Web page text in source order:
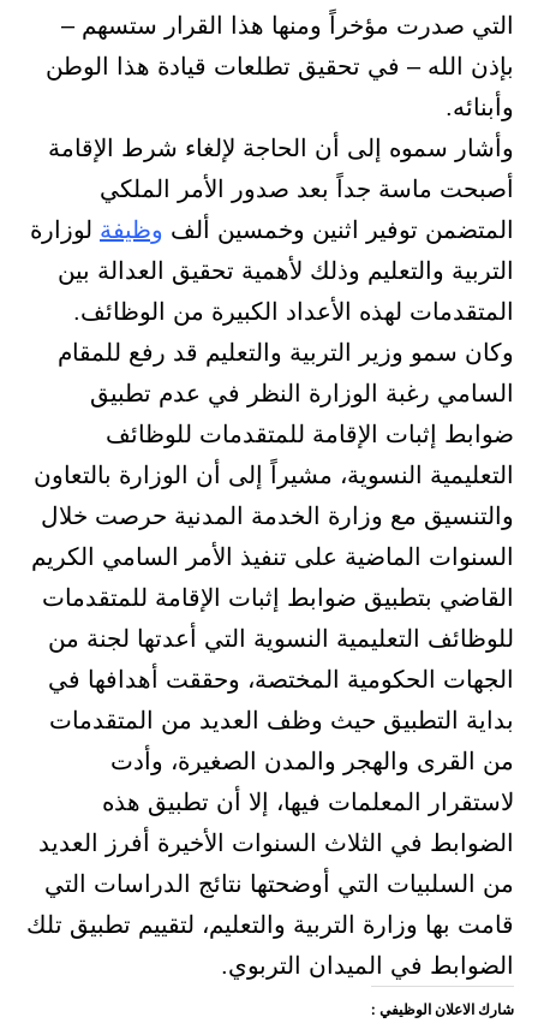
التي صدرت مؤخراً ومنها هذا القرار ستسهم –
بإذن الله – في تحقيق تطلعات قيادة هذا الوطن
وأبنائه.
وأشار سموه إلى أن الحاجة لإلغاء شرط الإقامة
أصبحت ماسة جداً بعد صدور الأمر الملكي
المتضمن توفير اثنين وخمسين ألف وظيفة لوزارة
التربية والتعليم وذلك لأهمية تحقيق العدالة بين
المتقدمات لهذه الأعداد الكبيرة من الوظائف.
وكان سمو وزير التربية والتعليم قد رفع للمقام
السامي رغبة الوزارة النظر في عدم تطبيق
ضوابط إثبات الإقامة للمتقدمات للوظائف
التعليمية النسوية، مشيراً إلى أن الوزارة بالتعاون
والتنسيق مع وزارة الخدمة المدنية حرصت خلال
السنوات الماضية على تنفيذ الأمر السامي الكريم
القاضي بتطبيق ضوابط إثبات الإقامة للمتقدمات
للوظائف التعليمية النسوية التي أعدتها لجنة من
الجهات الحكومية المختصة، وحققت أهدافها في
بداية التطبيق حيث وظف العديد من المتقدمات
من القرى والهجر والمدن الصغيرة، وأدت
لاستقرار المعلمات فيها، إلا أن تطبيق هذه
الضوابط في الثلاث السنوات الأخيرة أفرز العديد
من السلبيات التي أوضحتها نتائج الدراسات التي
قامت بها وزارة التربية والتعليم، لتقييم تطبيق تلك
الضوابط في الميدان التربوي.
شارك الاعلان الوظيفي :